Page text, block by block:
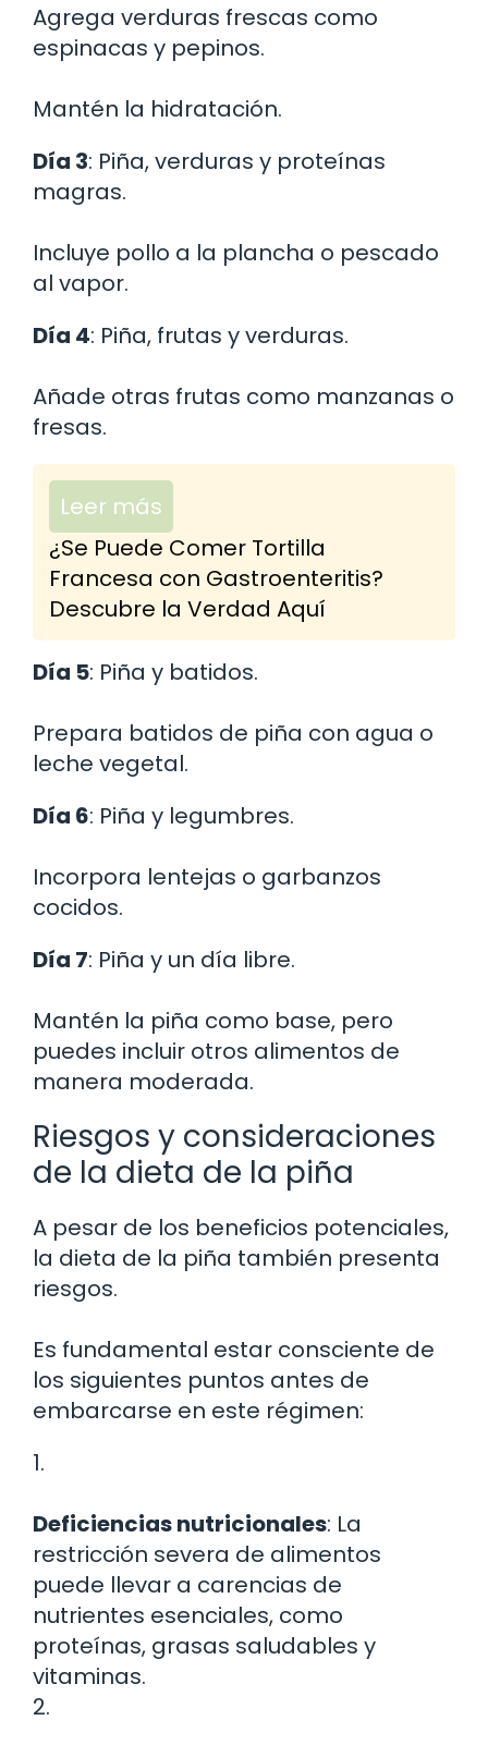
Agrega verduras frescas como
espinacas y pepinos.
Mantén la hidratación.
Día 3: Piña, verduras y proteínas
magras.
Incluye pollo a la plancha o pescado
al vapor.
Día 4: Piña, frutas y verduras.
Añade otras frutas como manzanas o
fresas.
Leer más
¿Se Puede Comer Tortilla
Francesa con Gastroenteritis?
Descubre la Verdad Aquí
Día 5: Piña y batidos.
Prepara batidos de piña con agua o
leche vegetal.
Día 6: Piña y legumbres.
Incorpora lentejas o garbanzos
cocidos.
Día 7: Piña y un día libre.
Mantén la piña como base, pero
puedes incluir otros alimentos de
manera moderada.
Riesgos y consideraciones
de la dieta de la piña
A pesar de los beneficios potenciales,
la dieta de la piña también presenta
riesgos.
Es fundamental estar consciente de
los siguientes puntos antes de
embarcarse en este régimen:
1.
Deficiencias nutricionales: La
restricción severa de alimentos
puede llevar a carencias de
nutrientes esenciales, como
proteínas, grasas saludables y
vitaminas.
2.